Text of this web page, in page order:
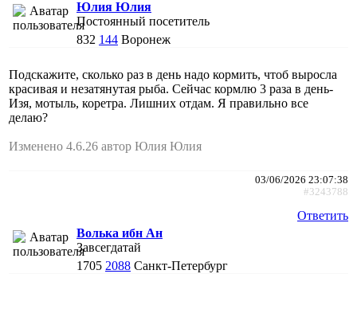
Юлия Юлия
Постоянный посетитель
832 144 Воронеж
Подскажите, сколько раз в день надо кормить, чтоб выросла
красивая и незатянутая рыба. Сейчас кормлю 3 раза в день-
Изя, мотыль, коретра. Лишних отдам. Я правильно все
делаю?
Изменено 4.6.26 автор Юлия Юлия
03/06/2026 23:07:38
#3243788
Ответить
Волька ибн Ан
Завсегдатай
1705 2088 Санкт-Петербург